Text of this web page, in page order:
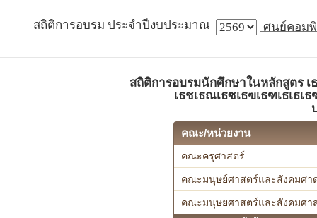
สถิติการอบรม ประจำปีงบประมาณ
สถิติการอบรมนักศึกษาในหลักสูตร เธเ
เธชเธณเธซเธฃเธฑเธเธเ
คณะ/หน่วยงาน
คณะครุศาสตร์
คณะมนุษย์ศาสตร์และสังคมศา
คณะมนุษยศาสตร์และสังคมศา